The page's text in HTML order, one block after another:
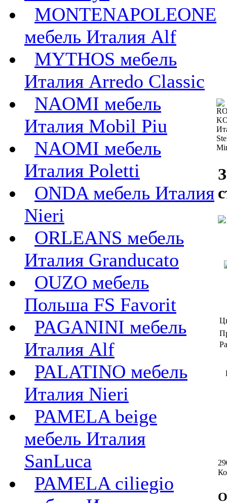
MONTENAPOLEONE
мебель Италия Alf
MYTHOS мебель
Италия Arredo Classic
NAOMI мебель
Италия Mobil Piu
NAOMI мебель
Италия Poletti
ONDA мебель Италия
Nieri
ORLEANS мебель
Италия Granducato
OUZO мебель
Польша FS Favorit
PAGANINI мебель
Италия Alf
PALATINO мебель
Италия Nieri
PAMELA beige
мебель Италия
SanLuca
PAMELA ciliegio